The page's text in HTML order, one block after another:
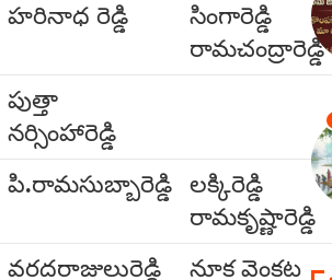
హరినాధ రెడ్డి
సింగారెడ్డి
రామచంద్రారెడ్డి
పుత్తా
నర్సింహారెడ్డి
పి.రామసుబ్బారెడ్డి
లక్కిరెడ్డి
రామకృష్ణారెడ్డి
వరదరాజులురెడ్డి
నూక వెంకట